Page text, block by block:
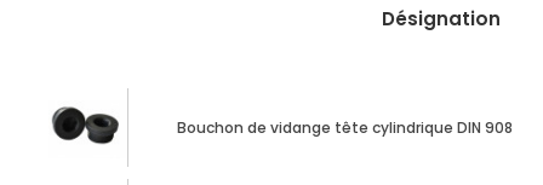
Désignation
Bouchon de vidange tête cylindrique DIN 908